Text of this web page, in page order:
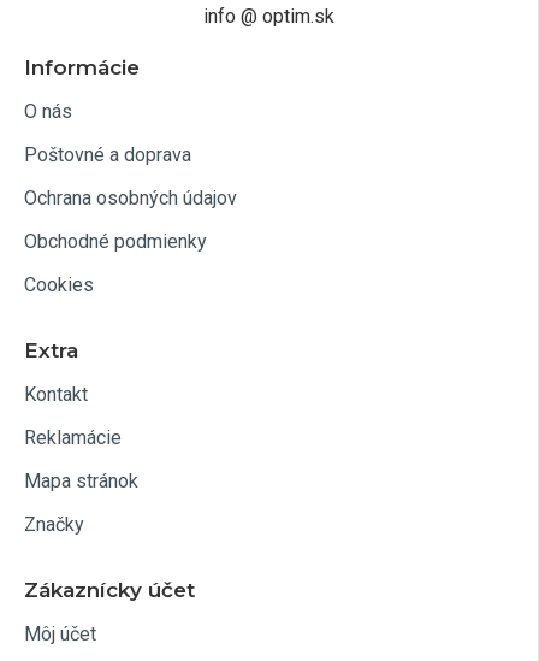
info @ optim.sk
Informácie
O nás
Poštovné a doprava
Ochrana osobných údajov
Obchodné podmienky
Cookies
Extra
Kontakt
Reklamácie
Mapa stránok
Značky
Zákaznícky účet
Môj účet